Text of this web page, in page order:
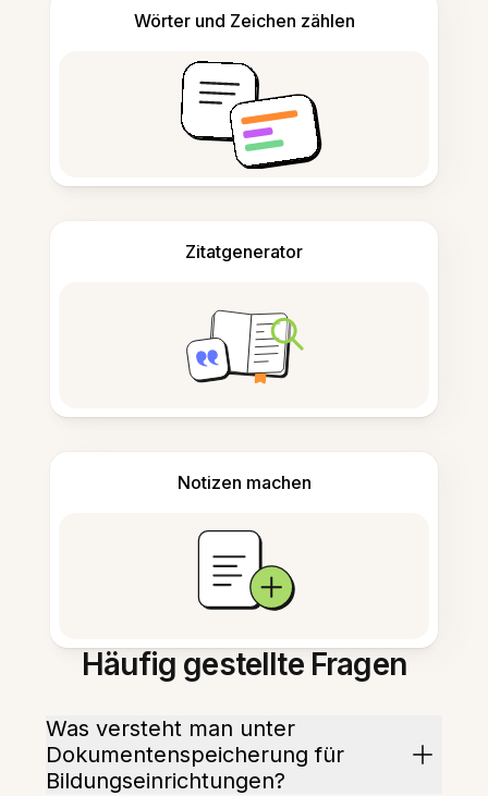
Wörter und Zeichen zählen
Zitatgenerator
Notizen machen
Häufig gestellte Fragen
Was versteht man unter
Dokumentenspeicherung für
Bildungseinrichtungen?